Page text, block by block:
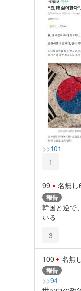
>>101
1
99 名無し
報告
韓国と逆で
いる
3
100 名無し
報告
>>94